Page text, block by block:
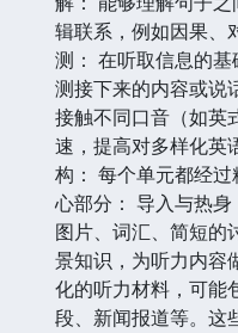
辑联系，例如因果、
测： 在听取信息的
测接下来的内容或说
接触不同口音（如英
速，提高对多样化英
构： 每个单元都经
心部分： 导入与热
图片、词汇、简短的
景知识，为听力内容
化的听力材料，可能
段、新闻报道等。这